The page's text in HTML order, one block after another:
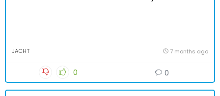
JACHT 7 months ago
0 0